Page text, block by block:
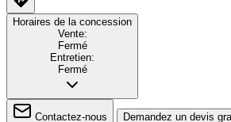
Horaires de la concession
Vente:
Fermé
Entretien:
Fermé
Contactez-nous Demandez un devis